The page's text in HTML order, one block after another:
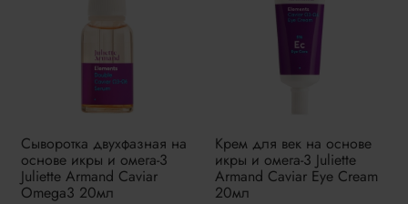
Сыворотка двухфазная на
основе икры и омега-3
Juliette Armand Caviar
Omega3 20мл
Крем для век на основе
икры и омега-3 Juliette
Armand Caviar Eye Cream
20мл